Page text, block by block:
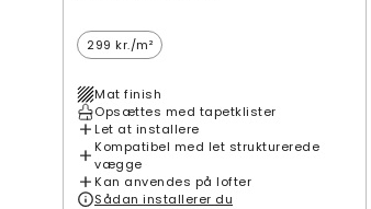
299 kr./m²
Mat finish
Opsættes med tapetklister
Let at installere
Kompatibel med let strukturerede
vægge
Kan anvendes på lofter
Sådan installerer du